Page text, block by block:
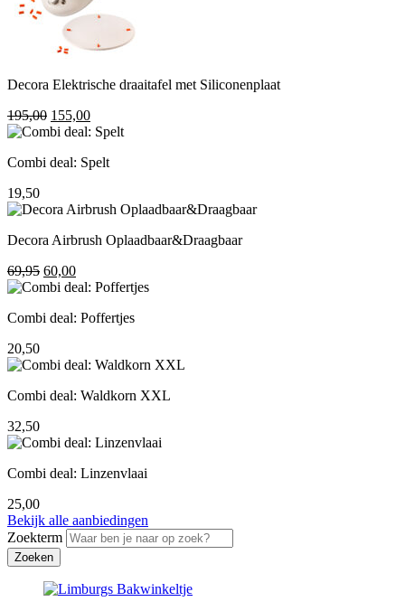
Decora Elektrische draaitafel met Siliconenplaat
195,00 Oorspronkelijke
prijs
195,00.
155,00Huidige
prijs
155,00.
Combi deal: Spelt
19,50
Decora Airbrush Oplaadbaar&Draagbaar
69,95 Oorspronkelijke
prijs
69,95.
60,00Huidige
prijs
60,00.
Combi deal: Poffertjes
20,50
Combi deal: Waldkorn XXL
32,50
Combi deal: Linzenvlaai
25,00
Bekijk alle aanbiedingen
Zoekterm